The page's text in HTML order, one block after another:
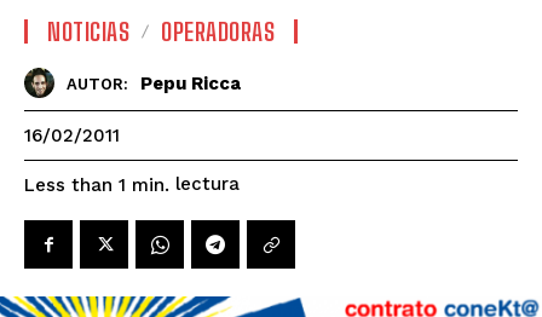
NOTICIAS OPERADORAS
AUTOR: Pepu Ricca
16/02/2011
Less than 1 min. lectura